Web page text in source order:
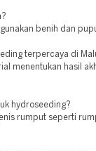
benih dan
terpercaya di
menentukan hasil
hydroseeding?
rumput seperti